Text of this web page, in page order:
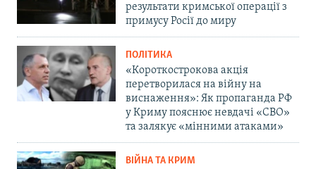
результати кримської операції з
примусу Росії до миру
ПОЛІТИКА
«Короткострокова акція
перетворилася на війну на
виснаження»: Як пропаганда РФ
у Криму пояснює невдачі «СВО»
та залякує «мінними атаками»
ВІЙНА ТА КРИМ